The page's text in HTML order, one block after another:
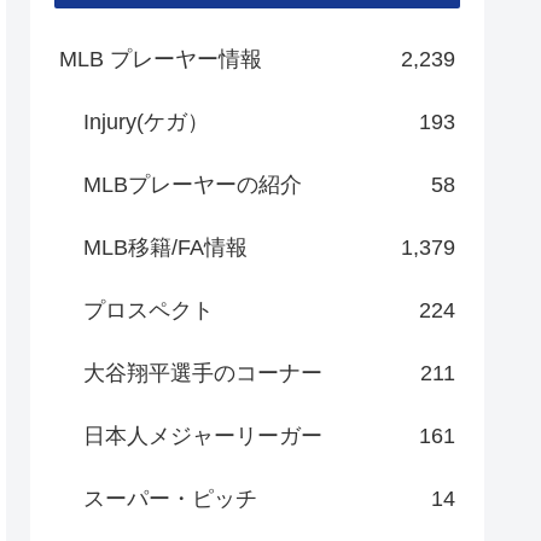
MLB プレーヤー情報 2,239
Injury(ケガ） 193
MLBプレーヤーの紹介 58
MLB移籍/FA情報 1,379
プロスペクト 224
大谷翔平選手のコーナー 211
日本人メジャーリーガー 161
スーパー・ピッチ 14